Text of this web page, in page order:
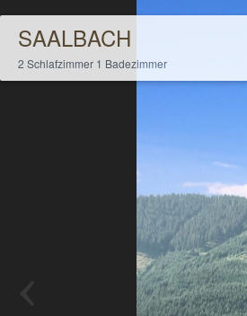
SAALBACH
2 Schlafzimmer 1 Badezimmer